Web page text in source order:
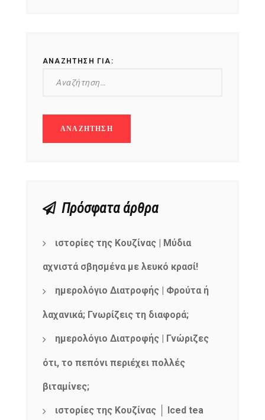
ΑΝΑΖΉΤΗΣΗ ΓΙΑ:
Πρόσφατα άρθρα
ιστορίες της Κουζίνας | Μύδια
αχνιστά σβησμένα με λευκό κρασί!
ημερολόγιο Διατροφής | Φρούτα ή
λαχανικά; Γνωρίζεις τη διαφορά;
ημερολόγιο Διατροφής | Γνώριζες
ότι, το πεπόνι περιέχει πολλές
βιταμίνες;
ιστορίες της Κουζίνας │ Iced tea